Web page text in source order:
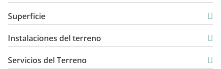
Superficie
Instalaciones del terreno
Servicios del Terreno